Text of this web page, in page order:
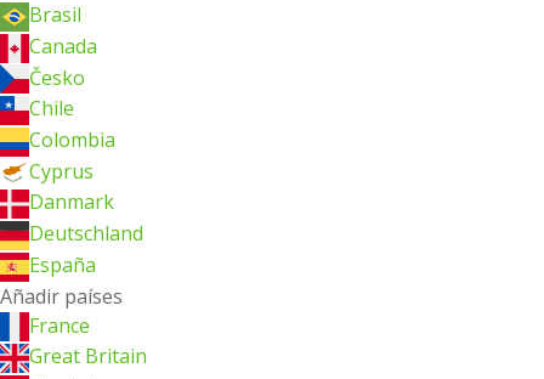
Brasil
Canada
Česko
Chile
Colombia
Cyprus
Danmark
Deutschland
España
Añadir países
France
Great Britain